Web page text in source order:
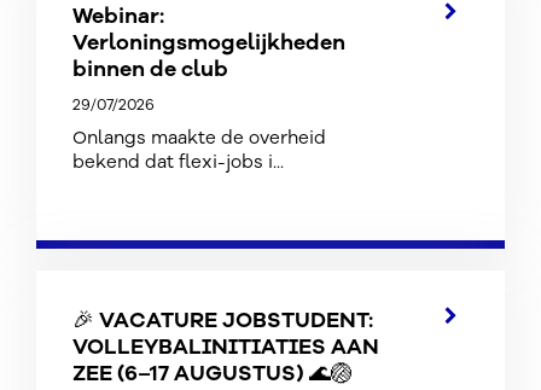
Webinar:
Verloningsmogelijkheden
binnen de club
29/07/2026
Onlangs maakte de overheid
bekend dat flexi-jobs i...
🎉 VACATURE JOBSTUDENT:
VOLLEYBALINITIATIES AAN
ZEE (6–17 AUGUSTUS) 🌊🏐